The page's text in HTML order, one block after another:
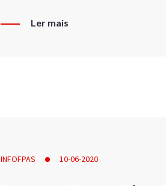
Ler mais
INFOFPAS 10-06-2020